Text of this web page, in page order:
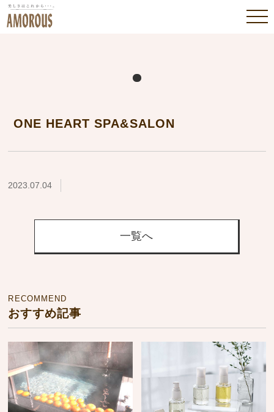
ONE HEART SPA&SALON
2023.07.04
一覧へ
RECOMMEND
おすすめ記事